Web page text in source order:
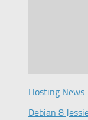
Hosting News
Debian 8